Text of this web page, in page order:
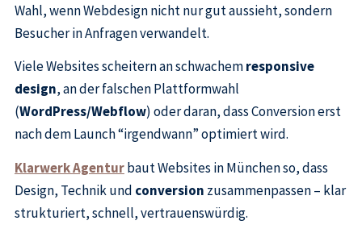
Wahl, wenn Webdesign nicht nur gut aussieht, sondern
Besucher in Anfragen verwandelt.
Viele Websites scheitern an schwachemresponsive
design, an der falschen Plattformwahl
(WordPress/Webflow) oder daran, dass Conversion erst
nach dem Launch “irgendwann” optimiert wird.
Klarwerk Agenturbaut Websites in München so, dass
Design, Technik und conversion zusammenpassen – klar
strukturiert, schnell, vertrauenswürdig.